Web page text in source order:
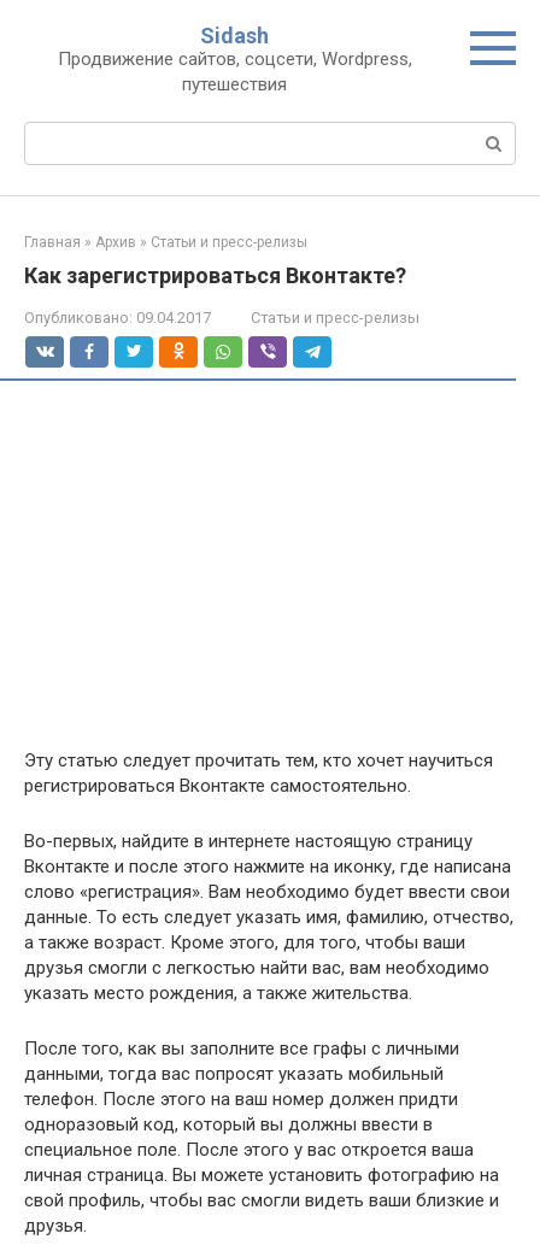
контенту
Sidash
Продвижение сайтов, соцсети, Wordpress,
путешествия
Главная » Архив » Статьи и пресс-релизы
Как зарегистрироваться Вконтакте?
Опубликовано: 09.04.2017 Статьи и пресс-релизы
Эту статью следует прочитать тем, кто хочет научиться
регистрироваться Вконтакте самостоятельно.
Во-первых, найдите в интернете настоящую страницу
Вконтакте и после этого нажмите на иконку, где написана
слово «регистрация». Вам необходимо будет ввести свои
данные. То есть следует указать имя, фамилию, отчество,
а также возраст. Кроме этого, для того, чтобы ваши
друзья смогли с легкостью найти вас, вам необходимо
указать место рождения, а также жительства.
После того, как вы заполните все графы с личными
данными, тогда вас попросят указать мобильный
телефон. После этого на ваш номер должен придти
одноразовый код, который вы должны ввести в
специальное поле. После этого у вас откроется ваша
личная страница. Вы можете установить фотографию на
свой профиль, чтобы вас смогли видеть ваши близкие и
друзья.